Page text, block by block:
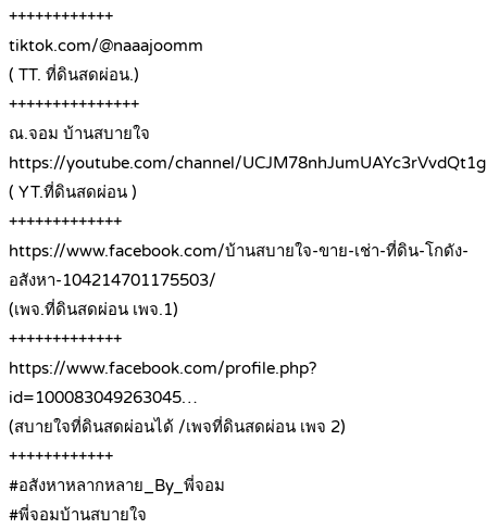
++++++++++++
tiktok.com/@naaajoomm
( TT. ที่ดินสดผ่อน.)
+++++++++++++++
ณ.จอม บ้านสบายใจ
https://youtube.com/channel/UCJM78nhJumUAYc3rVvdQt1g
( YT.ที่ดินสดผ่อน )
+++++++++++++
https://www.facebook.com/บ้านสบายใจ-ขาย-เช่า-ที่ดิน-โกดัง-
อสังหา-104214701175503/
(เพจ.ที่ดินสดผ่อน เพจ.1)
+++++++++++++
https://www.facebook.com/profile.php?
id=100083049263045…
(สบายใจที่ดินสดผ่อนได้ /เพจที่ดินสดผ่อน เพจ 2)
++++++++++++
#อสังหาหลากหลาย_By_พี่จอม
#พี่จอมบ้านสบายใจ